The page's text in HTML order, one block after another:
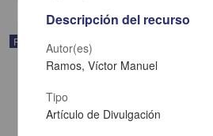
Publicación editorial
Descripción del recurso
Autor(es)
Ramos, Víctor Manuel
Tipo
Artículo de Divulgación